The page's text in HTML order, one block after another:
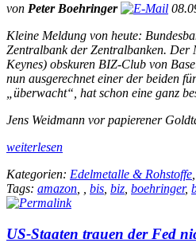
von Peter Boehringer
Kleine Meldung von heute:
Zentralbank der Zentralbanken. Der
Keynes) obskuren BIZ-Club von
nun ausgerechnet einer der beiden
„überwacht“, hat schon eine ganz
Jens Weidmann vor papierener
weiterlesen
Kategorien: Edelmetalle & Rohstoffe
Tags: amazon bis biz boehringer,
US-Staaten trauen der Fed